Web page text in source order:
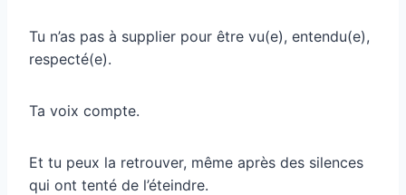
Tu n’as pas à supplier pour être vu(e), entendu(e),
respecté(e).
Ta voix compte.
Et tu peux la retrouver, même après des silences
qui ont tenté de l’éteindre.